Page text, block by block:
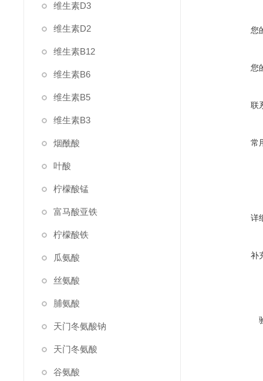
维生素D3
维生素D2
维生素B12
维生素B6
维生素B5
维生素B3
烟酰酸
叶酸
柠檬酸锰
富马酸亚铁
柠檬酸铁
瓜氨酸
丝氨酸
脯氨酸
天门冬氨酸钠
天门冬氨酸
谷氨酸
您
您
联
常
详
补